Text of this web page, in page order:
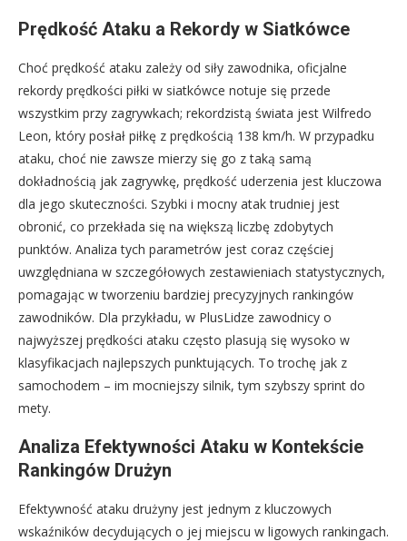
Prędkość Ataku a Rekordy w Siatkówce
Choć prędkość ataku zależy od siły zawodnika, oficjalne
rekordy prędkości piłki w siatkówce notuje się przede
wszystkim przy zagrywkach; rekordzistą świata jest Wilfredo
Leon, który posłał piłkę z prędkością 138 km/h. W przypadku
ataku, choć nie zawsze mierzy się go z taką samą
dokładnością jak zagrywkę, prędkość uderzenia jest kluczowa
dla jego skuteczności. Szybki i mocny atak trudniej jest
obronić, co przekłada się na większą liczbę zdobytych
punktów. Analiza tych parametrów jest coraz częściej
uwzględniana w szczegółowych zestawieniach statystycznych,
pomagając w tworzeniu bardziej precyzyjnych rankingów
zawodników. Dla przykładu, w PlusLidze zawodnicy o
najwyższej prędkości ataku często plasują się wysoko w
klasyfikacjach najlepszych punktujących. To trochę jak z
samochodem – im mocniejszy silnik, tym szybszy sprint do
mety.
Analiza Efektywności Ataku w Kontekście
Rankingów Drużyn
Efektywność ataku drużyny jest jednym z kluczowych
wskaźników decydujących o jej miejscu w ligowych rankingach.